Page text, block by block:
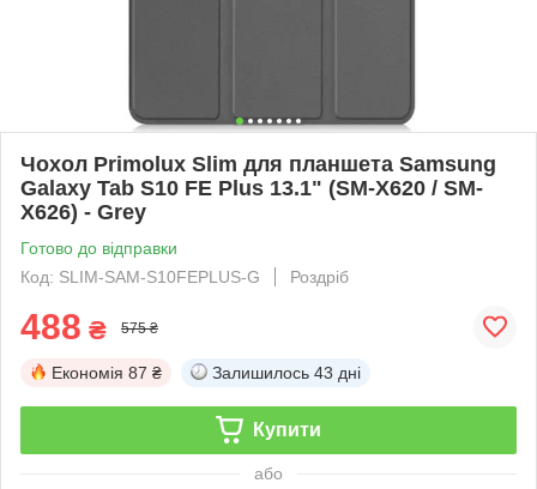
Чохол Primolux Slim для планшета Samsung
Galaxy Tab S10 FE Plus 13.1" (SM-X620 / SM-
X626) - Grey
Готово до відправки
Код: SLIM-SAM-S10FEPLUS-G
Роздріб
488 ₴ 575 ₴
Економія 87 ₴ Залишилось 43 дні
Купити
або